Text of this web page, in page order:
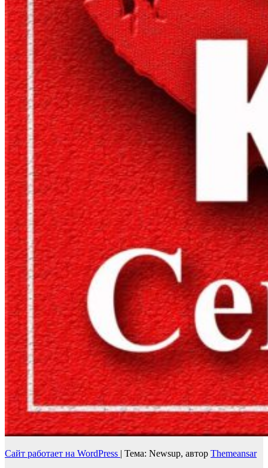
Сайт работает на WordPress | Тема: Newsup, автор Themeansar